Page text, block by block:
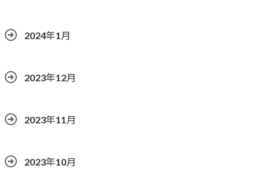
2024年1月
2023年12月
2023年11月
2023年10月